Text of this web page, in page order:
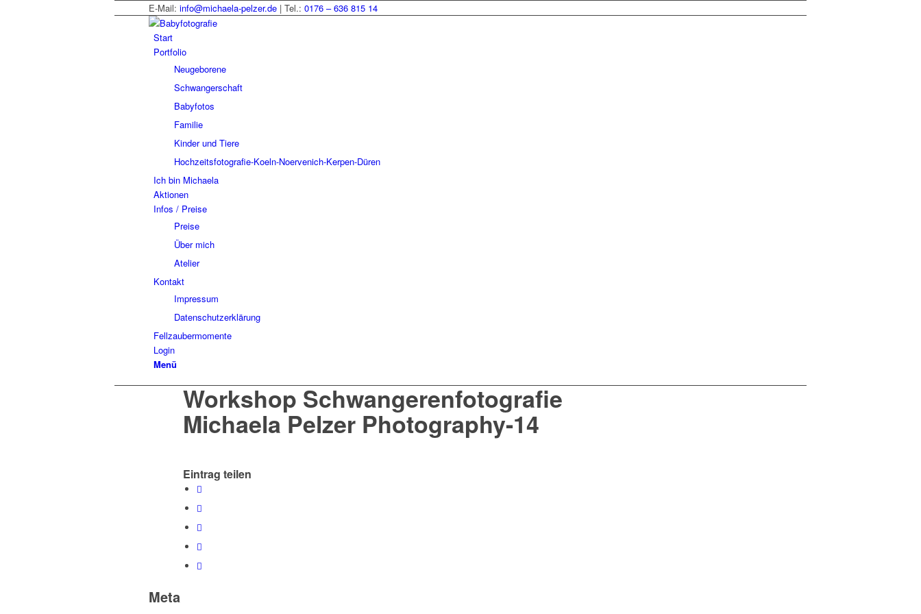
E-Mail: info@michaela-pelzer.de | Tel.: 0176 – 636 815 14
Start
Portfolio
Neugeborene
Schwangerschaft
Babyfotos
Familie
Kinder und Tiere
Hochzeitsfotografie-Koeln-Noervenich-Kerpen-Düren
Ich bin Michaela
Aktionen
Infos / Preise
Preise
Über mich
Atelier
Kontakt
Impressum
Datenschutzerklärung
Fellzaubermomente
Login
Menü
Workshop Schwangerenfotografie
Michaela Pelzer Photography-14
Eintrag teilen
Meta